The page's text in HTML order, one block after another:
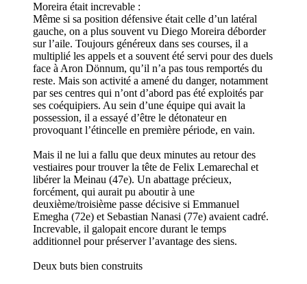
Moreira était increvable :
Même si sa position défensive était celle d’un latéral
gauche, on a plus souvent vu Diego Moreira déborder
sur l’aile. Toujours généreux dans ses courses, il a
multiplié les appels et a souvent été servi pour des duels
face à Aron Dönnum, qu’il n’a pas tous remportés du
reste. Mais son activité a amené du danger, notamment
par ses centres qui n’ont d’abord pas été exploités par
ses coéquipiers. Au sein d’une équipe qui avait la
possession, il a essayé d’être le détonateur en
provoquant l’étincelle en première période, en vain.
Mais il ne lui a fallu que deux minutes au retour des
vestiaires pour trouver la tête de Felix Lemarechal et
libérer la Meinau (47e). Un abattage précieux,
forcément, qui aurait pu aboutir à une
deuxième/troisième passe décisive si Emmanuel
Emegha (72e) et Sebastian Nanasi (77e) avaient cadré.
Increvable, il galopait encore durant le temps
additionnel pour préserver l’avantage des siens.
Deux buts bien construits